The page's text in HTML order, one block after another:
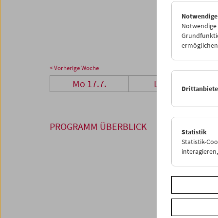
31
< Vorherige Woche
Mo 17.7. Di 18.7.
PROGRAMM ÜBERBLICK
Notwendige
Statistik
Statistik-